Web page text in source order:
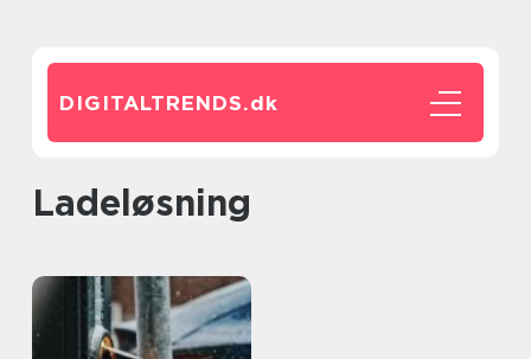
DIGITALTRENDS.dk
ladeløsning